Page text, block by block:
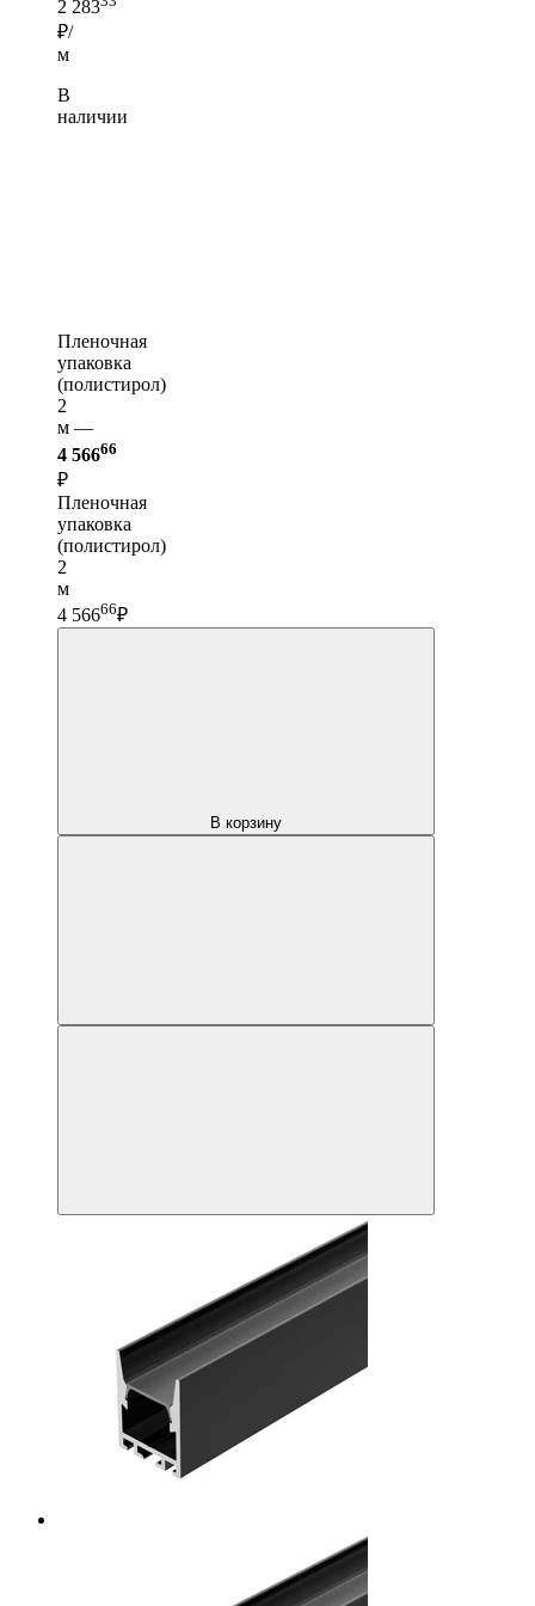
2 283
₽/
м
В
наличии
Пленочная
упаковка
(полистирол)
2
м —
4 56666
₽
Пленочная
упаковка
(полистирол)
2
м
4 56666₽
В корзину